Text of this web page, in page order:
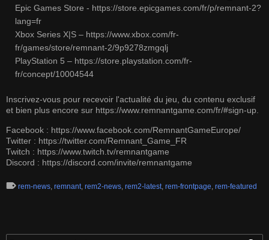
Epic Games Store - https://store.epicgames.com/fr/p/remnant-2?
lang=fr
Xbox Series X|S – https://www.xbox.com/fr-
fr/games/store/remnant-2/9p9278zmgqlj
PlayStation 5 – https://store.playstation.com/fr-
fr/concept/10004544
Inscrivez-vous pour recevoir l'actualité du jeu, du contenu exclusif
et bien plus encore sur https://www.remnantgame.com/fr/#sign-up
Facebook : https://www.facebook.com/RemnantGameEurope/
Twitter : https://twitter.com/Remnant_Game_FR
Twitch : https://www.twitch.tv/remnantgame
Discord : https://discord.com/invite/remnantgame
rem-news remnant, rem2-news rem2-latest, rem-frontpage rem-featured